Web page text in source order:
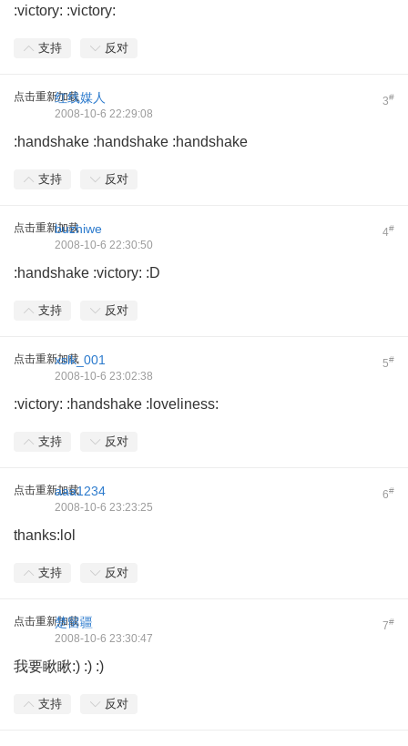
:victory: :victory:
支持 反对
点击重新加载 3#
红线媒人
2008-10-6 22:29:08
:handshake :handshake :handshake
支持 反对
点击重新加载 4#
buzhiwe
2008-10-6 22:30:50
:handshake :victory: :D
支持 反对
点击重新加载 5#
xslk_001
2008-10-6 23:02:38
:victory: :handshake :loveliness:
支持 反对
点击重新加载 6#
aaa1234
2008-10-6 23:23:25
thanks:lol
支持 反对
点击重新加载 7#
楚留疆
2008-10-6 23:30:47
我要瞅瞅:) :) :)
支持 反对